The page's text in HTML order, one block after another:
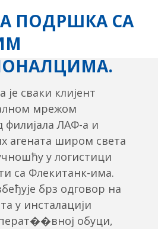
ПОДРШКА СА
је сваки клијент
мрежом
ЛАФ-а и
агената широм света
у логистици
са Флекитанк-има.
брз одговор на
у инсталацији
обуци,